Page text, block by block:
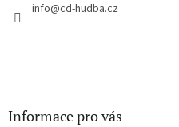
info@cd-hudba.cz
Informace pro vás